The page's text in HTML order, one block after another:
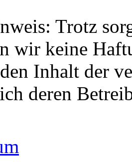
Trotz
wir keine
Inhalt der
deren